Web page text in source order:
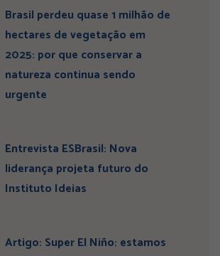
Brasil perdeu quase 1 milhão de
hectares de vegetação em
2025: por que conservar a
natureza continua sendo
urgente
Entrevista ESBrasil: Nova
liderança projeta futuro do
Instituto Ideias
Artigo: Super El Niño: estamos